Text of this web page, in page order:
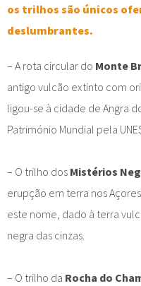
os trilhos são únicos
deslumbrantes.
– A rota circular do Monte
antigo vulcão extinto com
ligou-se à cidade de Angra
Património Mundial pela
– O trilho dos Mistérios
erupção em terra nos
este nome, dado à terra
negra das cinzas.
– O trilho da Rocha do